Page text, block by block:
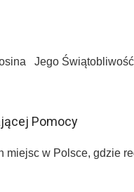
Jego
Pomocy
miejsc w Polsce, gdzie